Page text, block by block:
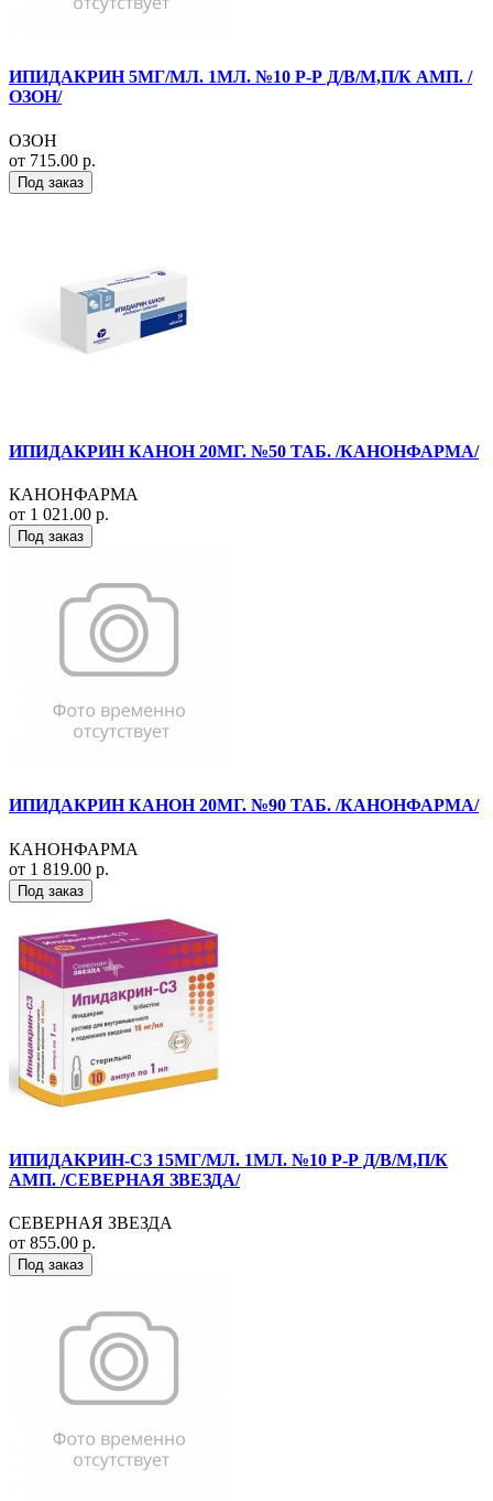
ИПИДАКРИН 5МГ/МЛ. 1МЛ. №10 Р-Р Д/В/М,П/К АМП. /
ОЗОН/
ОЗОН
от 715.00 р.
Под заказ
ИПИДАКРИН КАНОН 20МГ. №50 ТАБ. /КАНОНФАРМА/
КАНОНФАРМА
от 1 021.00 р.
Под заказ
ИПИДАКРИН КАНОН 20МГ. №90 ТАБ. /КАНОНФАРМА/
КАНОНФАРМА
от 1 819.00 р.
Под заказ
ИПИДАКРИН-СЗ 15МГ/МЛ. 1МЛ. №10 Р-Р Д/В/М,П/К
АМП. /СЕВЕРНАЯ ЗВЕЗДА/
СЕВЕРНАЯ ЗВЕЗДА
от 855.00 р.
Под заказ